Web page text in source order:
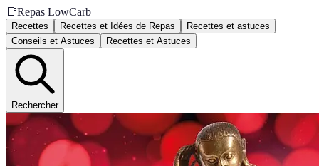
📑Repas LowCarb
Recettes Recettes et Idées de Repas
Recettes et astuces
Conseils et Astuces
Recettes et Astuces
Rechercher